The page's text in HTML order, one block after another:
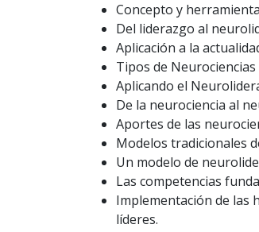
Concepto y
Del liderazgo al
Aplicación a la
Tipos de Neurociencias
Aplicando el
De la neurociencia al
Aportes de las
Modelos tradicionales
Un modelo de
Las competencias
Implementación de las
líderes.